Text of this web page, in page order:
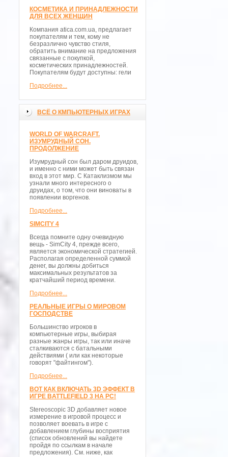
КОСМЕТИКА И ПРИНАДЛЕЖНОСТИ
ДЛЯ ВСЕХ ЖЕНЩИН
Компания atica.com.ua, предлагает
покупателям и тем, кому не
безразлично чувство стиля,
обратить внимание на предложения
связанные с покупкой,
косметических принадлежностей.
Покупателям будут доступны: гели
Подробнее...
ВСЁ О КМПЬЮТЕРНЫХ ИГРАХ
WORLD OF WARCRAFT.
ИЗУМРУДНЫЙ СОН.
ПРОДОЛЖЕНИЕ
Изумрудный сон был даром друидов,
и именно с ними может быть связан
вход в этот мир. С Катаклизмом мы
узнали много интересного о
друидах, о том, что они виноваты в
появлении воргенов.
Подробнее...
SIMCITY 4
Всегда помните одну очевидную
вещь - SimCity 4, прежде всего,
является экономической стратегией.
Располагая определенной суммой
денег, вы должны добиться
максимальных результатов за
кратчайший период времени.
Подробнее...
РЕАЛЬНЫЕ ИГРЫ О МИРОВОМ
ГОСПОДСТВЕ
Большинство игроков в
компьютерные игры, выбирая
разные жанры игры, так или иначе
сталкиваются с батальными
действиями ( или как некоторые
говорят "файтингом").
Подробнее...
ВОТ КАК ВКЛЮЧАТЬ 3D ЭФФЕКТ В
ИГРЕ BATTLEFIELD 3 НА PC!
Stereoscopic 3D добавляет новое
измерение в игровой процесс и
позволяет воевать в игре с
добавлением глубины восприятия
(список обновлений вы найдете
пройдя по ссылкам в начале
предложения). См. ниже, как